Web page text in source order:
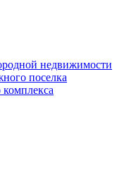
недвижимости
поселка